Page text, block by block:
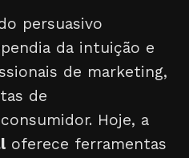
persuasivo
da intuição e
de marketing,
de
Hoje, a
oferece ferramentas